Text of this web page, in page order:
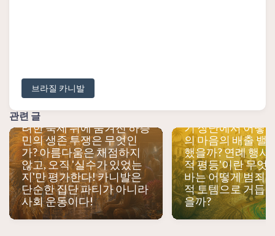
브라질 카니발
관련 글
심사 기준은 무엇인가? 화
려한 축제 뒤에 숨겨진 하층
민의 생존 투쟁은 무엇인
가? 아름다움은 채점하지
않고, 오직 '실수가 있었는
지'만 평가한다! 카니발은
단순한 집단 파티가 아니라
사회 운동이다!
브라질 카니발은
기 장난에서 어떻
의 마음의 배출 밸
했을까? 연례 행사
적 평등'이란 무엇
바는 어떻게 범죄
적 토템으로 거듭
을까?